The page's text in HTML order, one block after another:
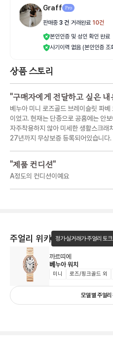
Graff Pro
판매중 3 건 거래완료 10건
본인인증 및 성인 확인 완료
사기이력 없음 (본인인증 조
상품 스토리
"구매자에게 전달하고 싶은 내
베누아 미니 로즈골드 브레이슬릿 파
이었고. 현재는 단종으로 공홈에는 안
자주착용하지 않아 미세한 생활스크래
27년까지 무상보증 등록되어있습니다.
"제품 컨디션"
A정도의 컨디션이예요
주얼리 위키 정가·실거래가·주얼리 토
까르띠에
베누아 워치
미니 로즈/핑크골드 외
모델 별 주얼리